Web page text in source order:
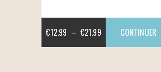
€12.99 – €21.99PLAGE